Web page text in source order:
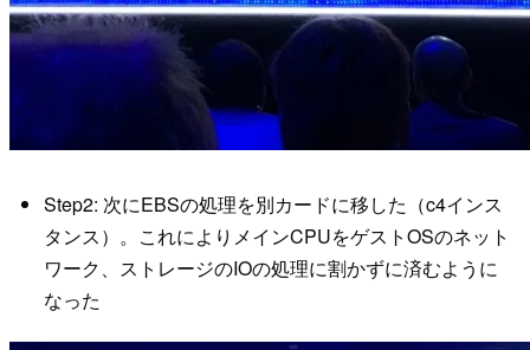
Step2: 次にEBSの処理を別カードに移した（c4インス
タンス）。これによりメインCPUをゲストOSのネット
ワーク、ストレージのIOの処理に割かずに済むように
なった